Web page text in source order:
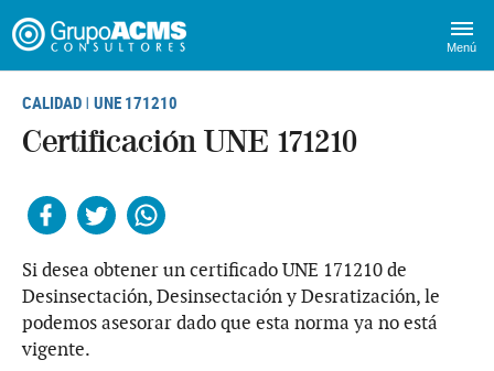
Menú
CALIDAD | UNE 171210
Certificación UNE 171210
Si desea obtener un certificado UNE 171210 de
Desinsectación, Desinsectación y Desratización, le
podemos asesorar dado que esta norma ya no está
vigente.